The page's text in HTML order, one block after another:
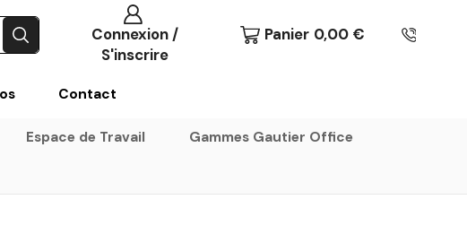
Connexion /
S'inscrire
Panier 0,00 €
Contact
Espace de Travail Gammes Gautier Office